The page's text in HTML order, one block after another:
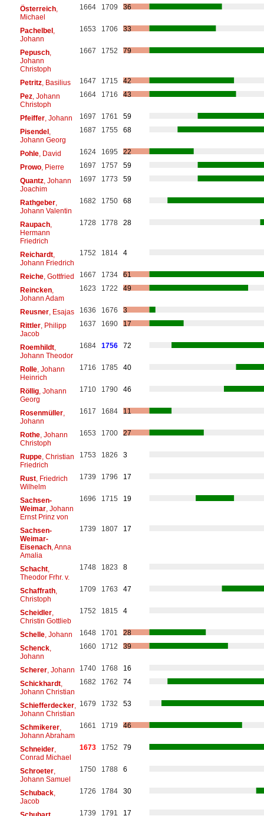
Österreich,
Michael
1664 1709 36
Pachelbel,
Johann
1653 1706 33
Pepusch,
Johann
Christoph
1667 1752 79
Petritz, Basilius 1647 1715
42
Pez, Johann
Christoph
1664 1716 43
Pfeiffer, Johann 1697 1761
59
Pisendel,
Johann Georg
1687 1755 68
Pohle, David 1624 1695
22
Prowo, Pierre 1697 1757
59
Quantz, Johann
Joachim
1697 1773 59
Rathgeber,
Johann Valentin
1682 1750 68
Raupach,
Hermann
Friedrich
1728 1778 28
Reichardt,
Johann Friedrich
1752 1814 4
Reiche, Gottfried 1667 1734
61
Reincken,
Johann Adam
1623 1722 49
Reusner, Esajas 1636 1676
3
Rittler, Philipp
Jacob
1637 1690 17
Roemhildt,
Johann Theodor
1684 1756 72
Rolle, Johann
Heinrich
1716 1785 40
Röllig, Johann
Georg
1710 1790 46
Rosenmüller,
Johann
1617 1684 11
Rothe, Johann
Christoph
1653 1700 27
Ruppe, Christian
Friedrich
1753 1826 3
Rust, Friedrich
Wilhelm
1739 1796 17
Sachsen-
Weimar, Johann
Ernst Prinz von
1696 1715 19
Sachsen-
Weimar-
Eisenach, Anna
Amalia
1739 1807 17
Schacht,
Theodor Frhr. v.
1748 1823 8
Schaffrath,
Christoph
1709 1763 47
Scheidler,
Christin Gottlieb
1752 1815 4
Schelle, Johann 1648 1701
28
Schenck,
Johann
1660 1712 39
Scherer, Johann 1740 1768
16
Schickhardt,
Johann Christian
1682 1762 74
Schiefferdecker,
Johann Christian
1679 1732 53
Schmikerer,
Johann Abraham
1661 1719 46
Schneider,
Conrad Michael
1673 1752 79
Schroeter,
Johann Samuel
1750 1788 6
Schuback,
Jacob
1726 1784 30
1739 1791 17